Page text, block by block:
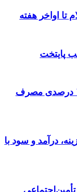
تایپه/ تلاش
حذفیات
کافی